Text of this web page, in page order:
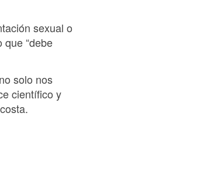
sexual o
“debe
solo nos
científico y